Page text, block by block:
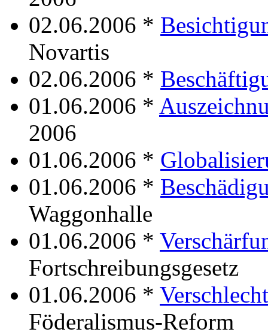
02.06.2006 *
Novartis
02.06.2006 *
01.06.2006 *
2006
01.06.2006 *
01.06.2006 *
Waggonhalle
01.06.2006 *
Fortschreibungsgesetz
01.06.2006 *
Föderalismus-Reform